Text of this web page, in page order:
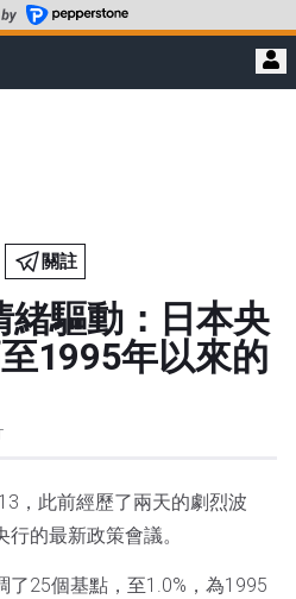
關註
驅動：日本央
1995年以來的
，此前經歷了兩天的劇烈波
的最新政策會議。
了25個基點，至1.0%，為1995